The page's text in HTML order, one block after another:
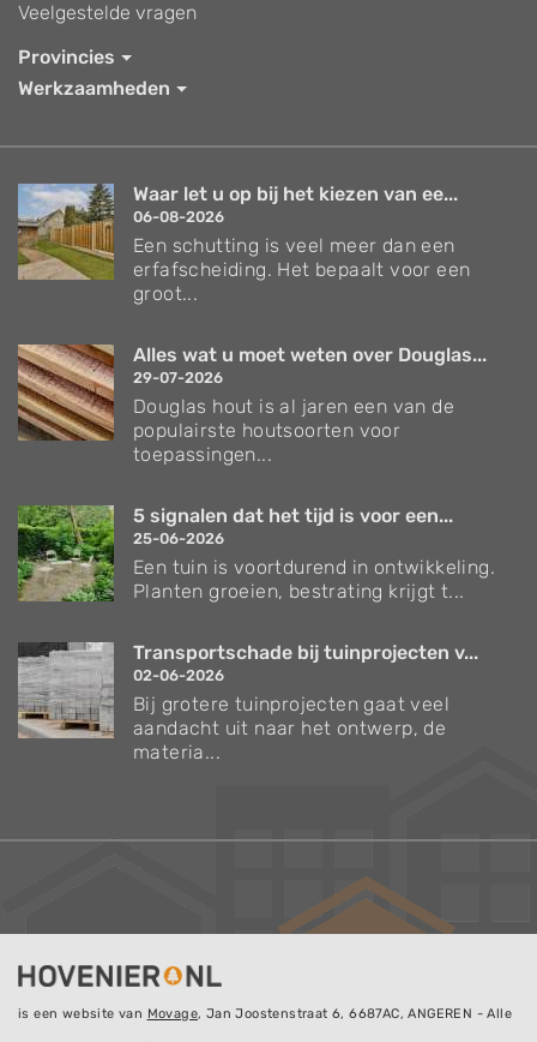
Veelgestelde vragen
Provincies
Werkzaamheden
Waar let u op bij het kiezen van ee...
06-08-2026
Een schutting is veel meer dan een
erfafscheiding. Het bepaalt voor een
groot...
Alles wat u moet weten over Douglas...
29-07-2026
Douglas hout is al jaren een van de
populairste houtsoorten voor
toepassingen...
5 signalen dat het tijd is voor een...
25-06-2026
Een tuin is voortdurend in ontwikkeling.
Planten groeien, bestrating krijgt t...
Transportschade bij tuinprojecten v...
02-06-2026
Bij grotere tuinprojecten gaat veel
aandacht uit naar het ontwerp, de
materia...
is een website van Movage, Jan Joostenstraat 6, 6687AC, ANGEREN - Alle